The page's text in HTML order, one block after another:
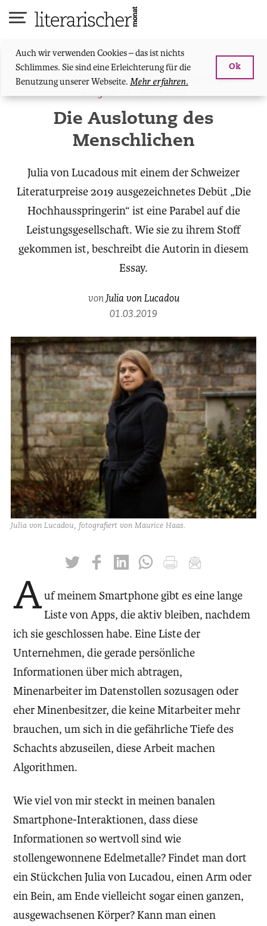
Auch wir verwenden Cookies – das ist nichts
Schlimmes. Sie sind eine Erleichterung für die
Benutzung unserer Webseite. Mehr erfahren.
Ok
Schwerpunkt: «Schweizer Literaturpreise 2019»
Die Auslotung des
Menschlichen
Julia von Lucadous mit einem der Schweizer
Literaturpreise 2019 ausgezeichnetes Debüt „Die
Hochhausspringerin“ ist eine Parabel auf die
Leistungsgesellschaft. Wie sie zu ihrem Stoff
gekommen ist, beschreibt die Autorin in diesem
Essay.
von Julia von Lucadou
01.03.2019
Julia von Lucadou, fotografiert von Maurice Haas.
twittern liken teilen teilen drucken
Auf meinem Smartphone gibt es eine lange
Liste von Apps, die aktiv bleiben, nachdem
ich sie geschlossen habe. Eine Liste der
Unternehmen, die gerade persönliche
Informationen über mich abtragen,
Minenarbeiter im Datenstollen sozusagen oder
eher Minenbesitzer, die keine Mitarbeiter mehr
brauchen, um sich in die gefährliche Tiefe des
Schachts abzuseilen, diese Arbeit machen
Algorithmen.
Wie viel von mir steckt in meinen banalen
Smartphone-Interaktionen, dass diese
Informationen so wertvoll sind wie
stollengewonnene Edelmetalle? Findet man dort
ein Stückchen Julia von Lucadou, einen Arm oder
ein Bein, am Ende vielleicht sogar einen ganzen,
ausgewachsenen Körper? Kann man einen